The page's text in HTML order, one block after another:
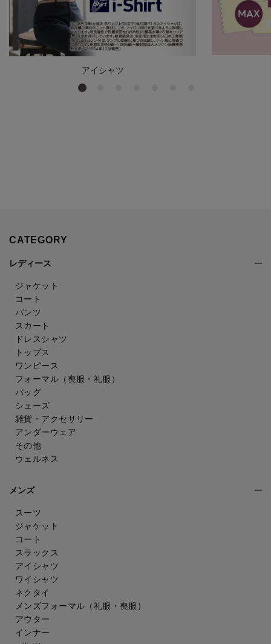
アイシャツ
CATEGORY
レディース
ジャケット
コート
パンツ
スカート
ドレスシャツ
トップス
ワンピース
フォーマル（喪服・礼服）
バッグ
シューズ
雑貨・アクセサリー
アンダーウェア
その他
ウェルネス
メンズ
スーツ
ジャケット
コート
スラックス
アイシャツ
ワイシャツ
ネクタイ
メンズフォーマル （礼服・喪服）
アウター
インナー